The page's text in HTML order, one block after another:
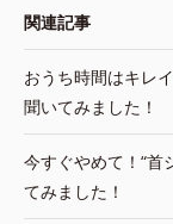
関連記事
おうち時間はキレ
聞いてみました！
今すぐやめて！“首
てみました！